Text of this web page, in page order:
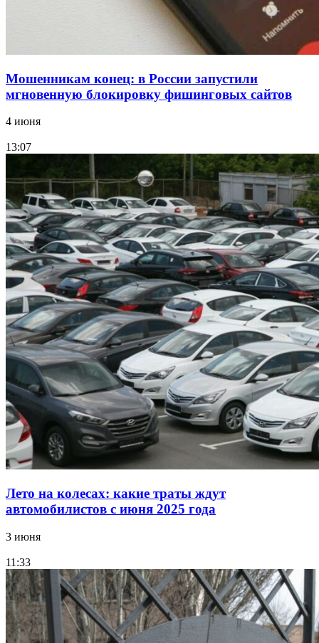
Мошенникам конец: в России запустили
мгновенную блокировку фишинговых сайтов
4 июня
13:07
Лето на колесах: какие траты ждут
автомобилистов с июня 2025 года
3 июня
11:33